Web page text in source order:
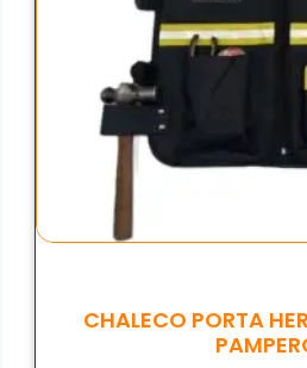
CHALECO PORTA